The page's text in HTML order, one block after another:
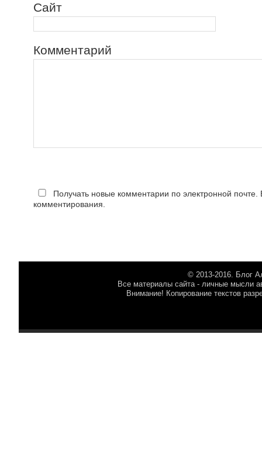
Сайт
Комментарий
Получать новые комментарии по электронной
комментирования.
© 2013-2016. Блог
Все материалы сайта - личные мысли
Внимание! Копирование текстов